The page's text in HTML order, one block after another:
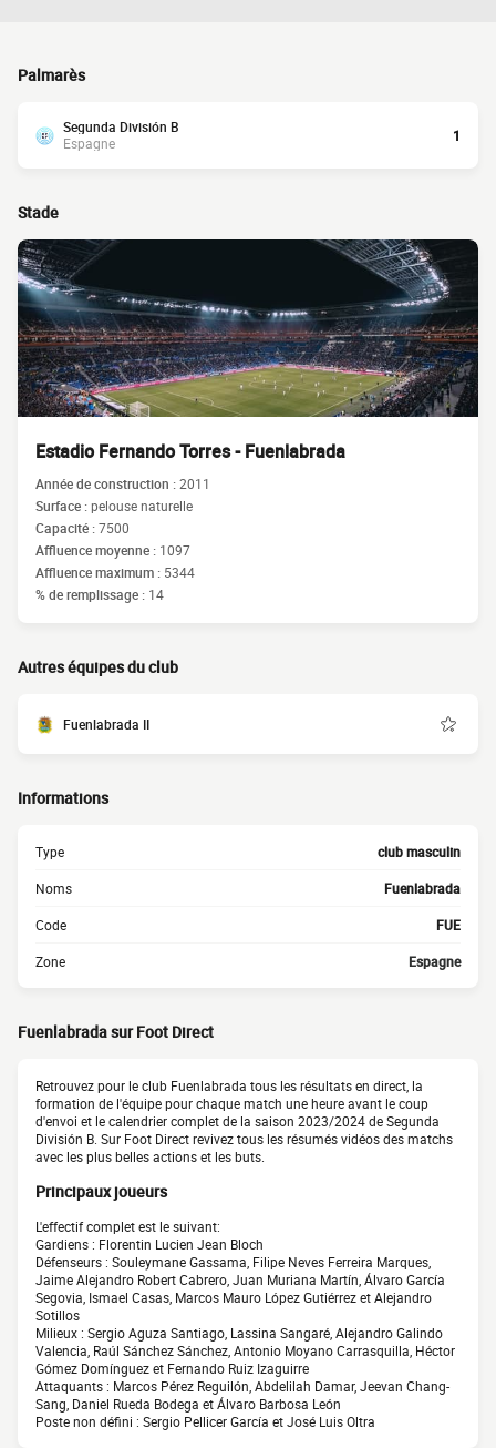
Palmarès
Segunda División B
Espagne
1
Stade
Estadio Fernando Torres - Fuenlabrada
Année de construction :2011
Surface :pelouse naturelle
Capacité :7500
Affluence moyenne : 1097
Affluence maximum : 5344
% de remplissage : 14
Autres équipes du club
Fuenlabrada II
Informations
Type club masculin
Noms Fuenlabrada
Code FUE
Zone Espagne
Fuenlabrada sur Foot Direct
Retrouvez pour le club Fuenlabrada tous les résultats en direct, la
formation de l'équipe pour chaque match une heure avant le coup
d'envoi et le calendrier complet de la saison 2023/2024 de Segunda
División B. Sur Foot Direct revivez tous les résumés vidéos des matchs
avec les plus belles actions et les buts.
Principaux joueurs
L'effectif complet est le suivant:
Gardiens : Florentin Lucien Jean Bloch
Défenseurs : Souleymane Gassama, Filipe Neves Ferreira Marques,
Jaime Alejandro Robert Cabrero, Juan Muriana Martín, Álvaro García
Segovia, Ismael Casas, Marcos Mauro López Gutiérrez et Alejandro
Sotillos
Milieux : Sergio Aguza Santiago, Lassina Sangaré, Alejandro Galindo
Valencia, Raúl Sánchez Sánchez, Antonio Moyano Carrasquilla, Héctor
Gómez Domínguez et Fernando Ruiz Izaguirre
Attaquants : Marcos Pérez Reguilón, Abdelilah Damar, Jeevan Chang-
Sang, Daniel Rueda Bodega et Álvaro Barbosa León
Poste non défini : Sergio Pellicer García et José Luis Oltra